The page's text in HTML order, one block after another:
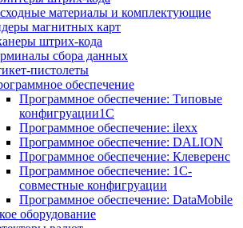
материалы и комплектующие
магнитных карт
штрих-кода
сбора данных
пистолеты
обеспечение
Программное обеспечение: Типовые
конфигруации1С
Программное обеспечение: ilexx
Программное обеспечение: DALION
Программное обеспечение: Клеверенс
Программное обеспечение: 1С-
совместные конфигруации
Программное обеспечение: DataMobile
оборудование